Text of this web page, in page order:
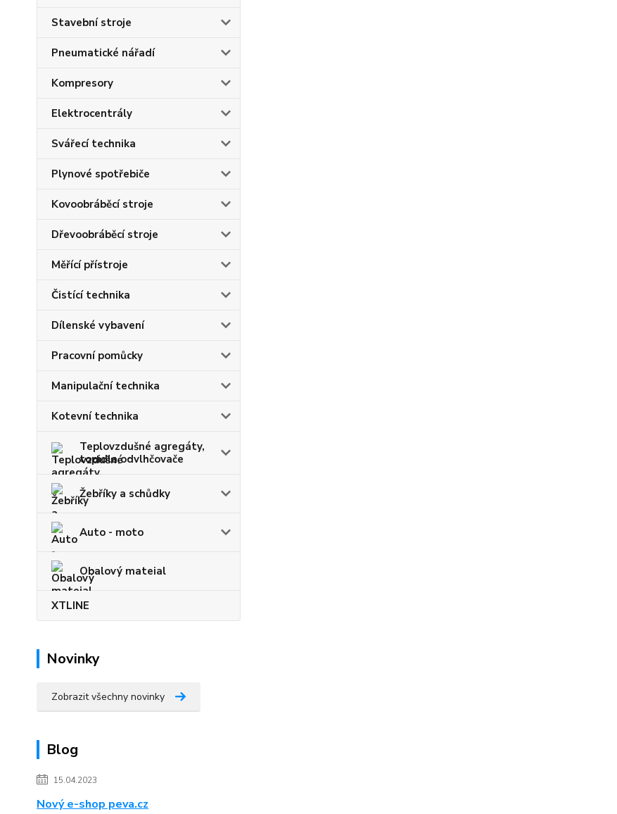
Stavební stroje
Pneumatické nářadí
Kompresory
Elektrocentrály
Svářecí technika
Plynové spotřebiče
Kovoobráběcí stroje
Dřevoobráběcí stroje
Měřící přístroje
Čistící technika
Dílenské vybavení
Pracovní pomůcky
Manipulační technika
Kotevní technika
Teplovzdušné agregáty,
topidla,odvlhčovače
Žebříky a schůdky
Auto - moto
Obalový mateial
XTLINE
Novinky
Zobrazit všechny novinky
Blog
15.04.2023
Nový e-shop peva.cz